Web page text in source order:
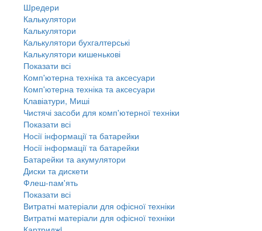
Шредери
Калькулятори
Калькулятори
Калькулятори бухгалтерські
Калькулятори кишенькові
Показати всі
Комп'ютерна техніка та аксесуари
Комп'ютерна техніка та аксесуари
Клавіатури, Миші
Чистячі засоби для комп'ютерної техніки
Показати всі
Носії інформації та батарейки
Носії інформації та батарейки
Батарейки та акумулятори
Диски та дискети
Флеш-пам'ять
Показати всі
Витратні матеріали для офісної техніки
Витратні матеріали для офісної техніки